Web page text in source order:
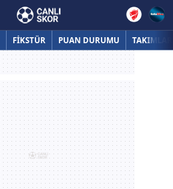
FİKSTÜR PUAN DURUMU TAKIMLAR